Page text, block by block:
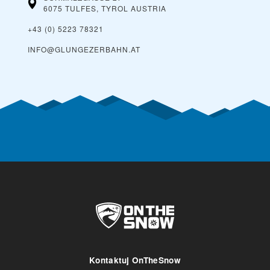
6075 TULFES, TYROL AUSTRIA
+43 (0) 5223 78321
INFO@GLUNGEZERBAHN.AT
Kontaktuj OnTheSnow